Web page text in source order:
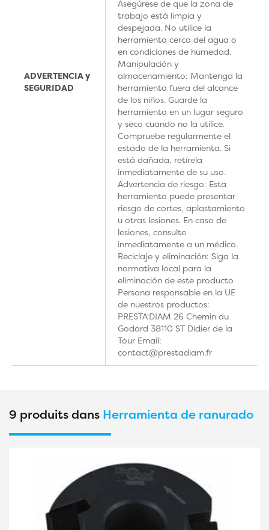
ADVERTENCIA y
SEGURIDAD
Asegúrese de que la zona de
trabajo está limpia y
despejada. No utilice la
herramienta cerca del agua o
en condiciones de humedad.
Manipulación y
almacenamiento: Mantenga la
herramienta fuera del alcance
de los niños. Guarde la
herramienta en un lugar seguro
y seco cuando no la utilice.
Compruebe regularmente el
estado de la herramienta. Si
está dañada, retírela
inmediatamente de su uso.
Advertencia de riesgo: Esta
herramienta puede presentar
riesgo de cortes, aplastamiento
u otras lesiones. En caso de
lesiones, consulte
inmediatamente a un médico.
Reciclaje y eliminación: Siga la
normativa local para la
eliminación de este producto
Persona responsable en la UE
de nuestros productos:
PRESTA'DIAM 26 Chemin du
Godard 38110 ST Didier de la
Tour Email:
contact@prestadiam.fr
9 produits dans Herramienta de ranurado